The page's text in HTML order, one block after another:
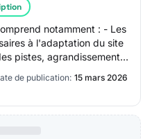
notamment : - Les
à l'adaptation du site
pistes, agrandissement
de publication: 15 mars 2026